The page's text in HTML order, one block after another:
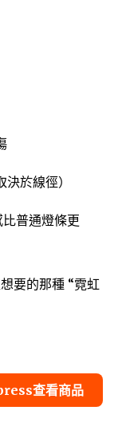
於線徑）
比普通燈條更
要的那種 “霓虹
查看商品